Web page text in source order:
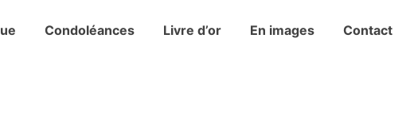
Condoléances Livre d’or En images Contact